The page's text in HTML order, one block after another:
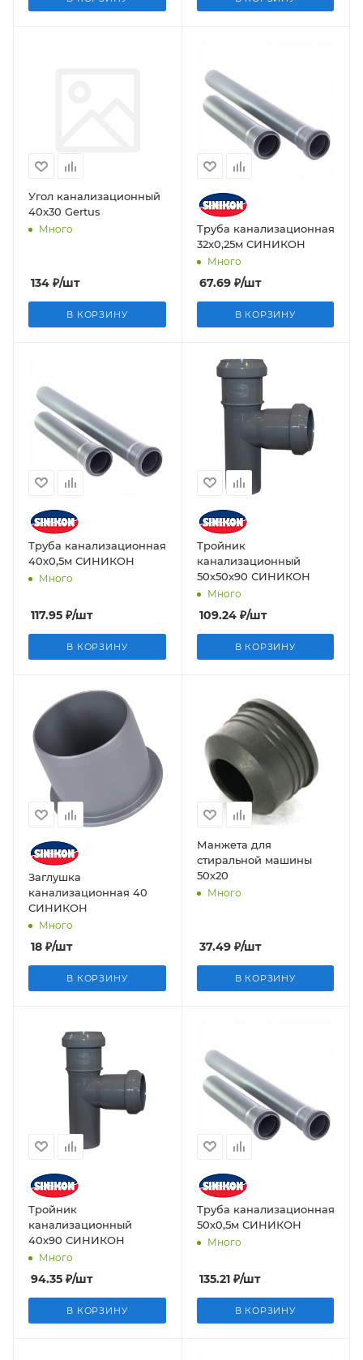
Угол канализационный
40x30 Gertus
Много
134 ₽/шт
В КОРЗИНУ
Труба канализационная
32х0,25м СИНИКОН
Много
67.69₽/шт
В КОРЗИНУ
Труба канализационная
40х0,5м СИНИКОН
Много
117.95 ₽/шт
В КОРЗИНУ
Тройник
канализационный
50х50х90 СИНИКОН
Много
109.24₽/шт
В КОРЗИНУ
Заглушка
канализационная 40
СИНИКОН
Много
18 ₽/шт
В КОРЗИНУ
Манжета для
стиральной машины
50х20
Много
37.49₽/шт
В КОРЗИНУ
Тройник
канализационный
40х90 СИНИКОН
Много
94.35 ₽/шт
В КОРЗИНУ
Труба канализационная
50х0,5м СИНИКОН
Много
135.21₽/шт
В КОРЗИНУ